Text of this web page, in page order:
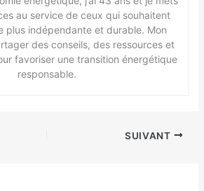
au service de ceux qui souhaitent
plus indépendante et durable. Mon
des conseils, des ressources et
favoriser une transition énergétique
responsable.
SUIVANT